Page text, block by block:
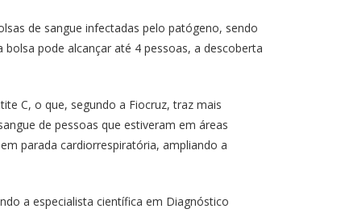
de sangue infectadas pelo patógeno, sendo
pode alcançar até 4 pessoas, a descoberta
C, o que, segundo a Fiocruz, traz mais
de pessoas que estiveram em áreas
parada cardiorrespiratória, ampliando a
a especialista científica em Diagnóstico